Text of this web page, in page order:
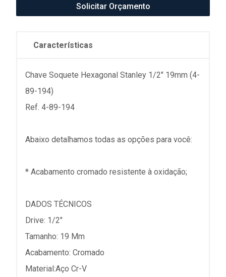
Solicitar Orçamento
Características
Chave Soquete Hexagonal Stanley 1/2" 19mm (4-
89-194)
Ref. 4-89-194
Abaixo detalhamos todas as opções para você:
* Acabamento cromado resistente à oxidação;
DADOS TÉCNICOS
Drive: 1/2"
Tamanho: 19 Mm
Acabamento: Cromado
Material:Aço Cr-V